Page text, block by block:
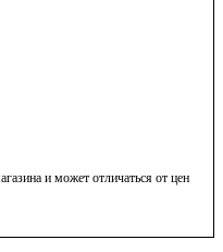
и может отличаться от цен